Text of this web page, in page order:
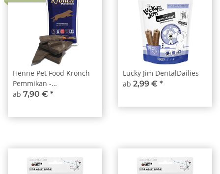
Henne Pet Food Kronch
Pemmikan -
Leichtverdauliche
ab 7,90 € *
Lucky Jim DentalDailies
ab 2,99 € *